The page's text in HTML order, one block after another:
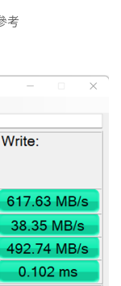
考